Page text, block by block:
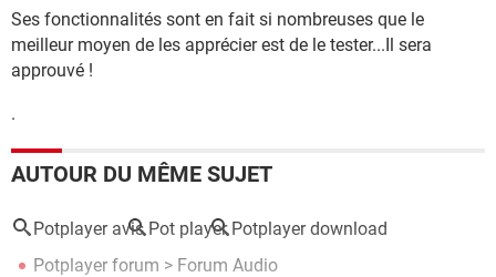
Ses fonctionnalités sont en fait si nombreuses que le
meilleur moyen de les apprécier est de le tester...Il sera
approuvé !
.
AUTOUR DU MÊME SUJET
Potplayer avis Pot player Potplayer download
Potplayer forum > Forum Audio